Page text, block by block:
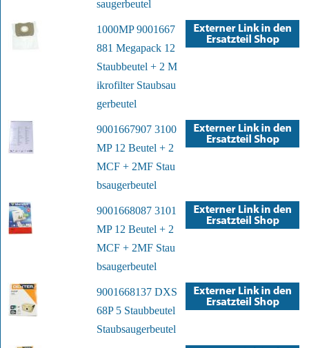
saugerbeutel
1000MP 9001667
881 Megapack 12
Staubbeutel + 2 M
ikrofilter Staubsau
gerbeutel
9001667907 3100
MP 12 Beutel + 2
MCF + 2MF Stau
bsaugerbeutel
9001668087 3101
MP 12 Beutel + 2
MCF + 2MF Stau
bsaugerbeutel
9001668137 DXS
68P 5 Staubbeutel
Staubsaugerbeutel